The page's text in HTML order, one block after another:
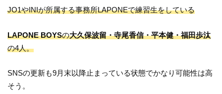
JO1やINIが所属する事務所LAPONEで練習生をしている
LAPONE BOYSの大久保波留・寺尾香信・平本健・福田歩汰
の4人。
SNSの更新も9月末以降止まっている状態でかなり可能性は高
そう。